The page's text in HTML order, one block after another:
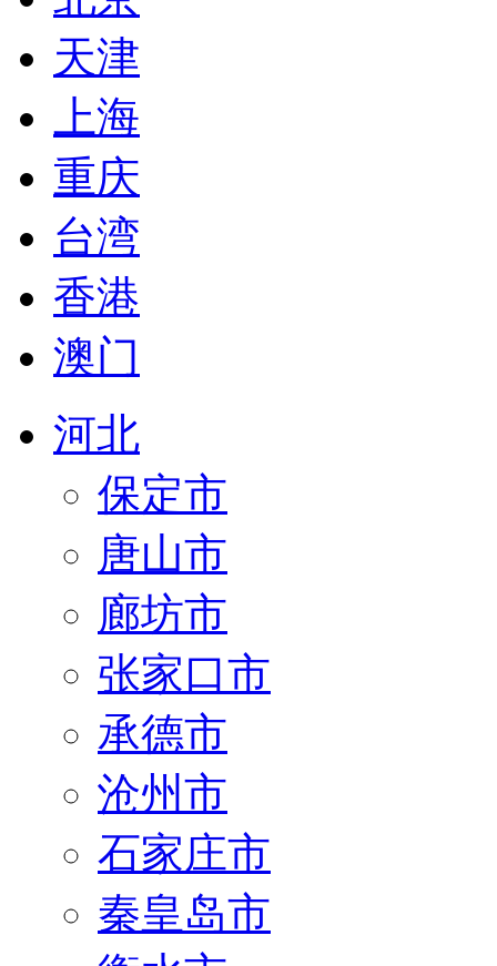
天津
上海
重庆
台湾
香港
澳门
河北
保定市
唐山市
廊坊市
张家口市
承德市
沧州市
石家庄市
秦皇岛市